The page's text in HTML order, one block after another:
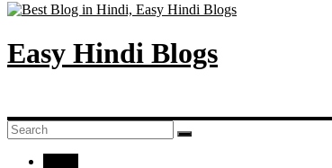
Easy Hindi Blogs